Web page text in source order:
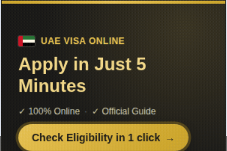
Чтобы не терять с нами связь,
подписывайся на наш
«Металлическая Руж» ТВ-1
Добавленно: 03 апреля 2024 | Серии: [13 из 13]
Год:2024